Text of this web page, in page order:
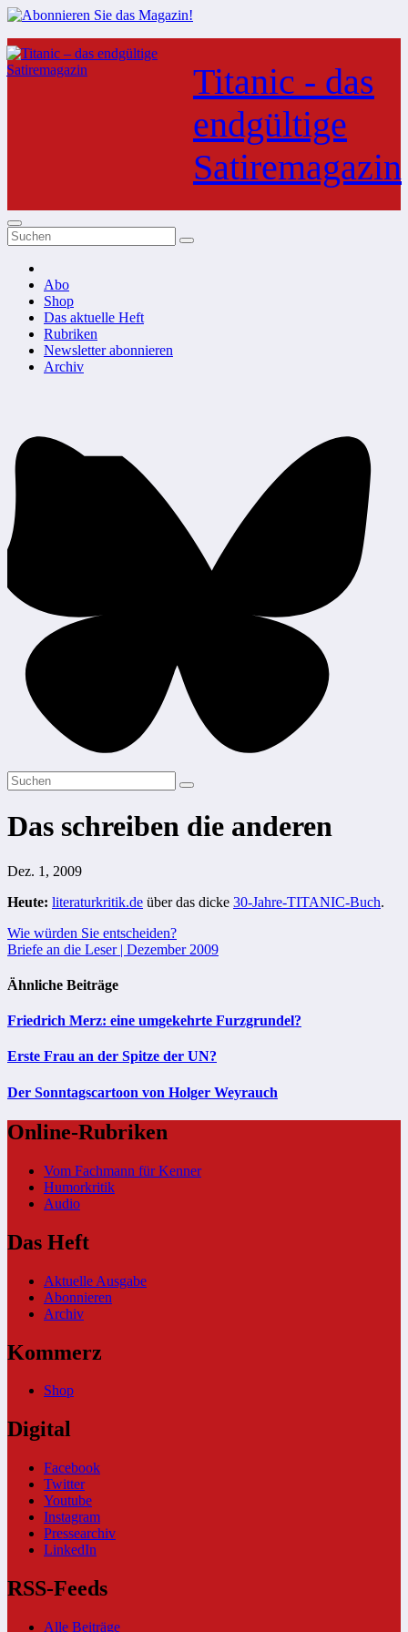
Zum
Inhalt
springen
Titanic - das
endgültige
Satiremagazin
Abo
Shop
Das aktuelle Heft
Rubriken
Newsletter abonnieren
Archiv
Das schreiben die anderen
Dez. 1, 2009
Heute: literaturkritik.de über das dicke 30-Jahre-TITANIC-Buch.
Beitragsnavigation
Wie würden Sie entscheiden?
Briefe an die Leser | Dezember 2009
Ähnliche Beiträge
Friedrich Merz: eine umgekehrte Furzgrundel?
Erste Frau an der Spitze der UN?
Der Sonntagscartoon von Holger Weyrauch
Online-Rubriken
Vom Fachmann für Kenner
Humorkritik
Audio
Das Heft
Aktuelle Ausgabe
Abonnieren
Archiv
Kommerz
Shop
Digital
Facebook
Twitter
Youtube
Instagram
Pressearchiv
LinkedIn
RSS-Feeds
Alle Beiträge